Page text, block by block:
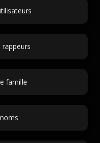
famille